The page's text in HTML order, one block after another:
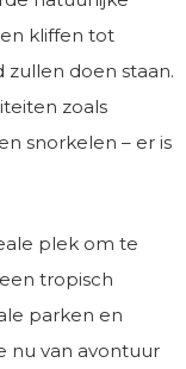
kliffen tot
doen staan.
zoals
snorkelen – er is
plek om te
tropisch
parken en
nu van avontuur